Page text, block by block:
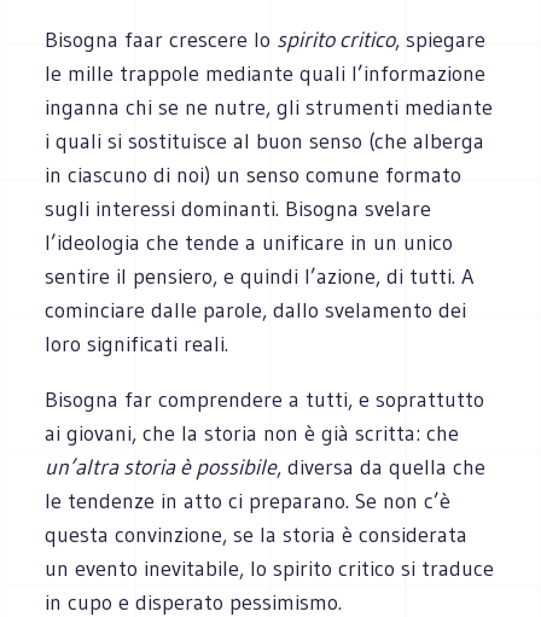
Bisogna faar crescere lo spirito critico, spiegare
le mille trappole mediante quali l’informazione
inganna chi se ne nutre, gli strumenti mediante
i quali si sostituisce al buon senso (che alberga
in ciascuno di noi) un senso comune formato
sugli interessi dominanti. Bisogna svelare
l’ideologia che tende a unificare in un unico
sentire il pensiero, e quindi l’azione, di tutti. A
cominciare dalle parole, dallo svelamento dei
loro significati reali.
Bisogna far comprendere a tutti, e soprattutto
ai giovani, che la storia non è già scritta: che
un’altra storia è possibile, diversa da quella che
le tendenze in atto ci preparano. Se non c’è
questa convinzione, se la storia è considerata
un evento inevitabile, lo spirito critico si traduce
in cupo e disperato pessimismo.